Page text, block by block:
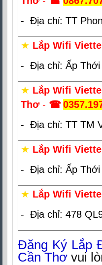
- Địa chỉ: TT
★ Lắp Wifi
- Địa chỉ: Ấp
★ Lắp Wifi
Thơ- ☎
- Địa chỉ: TT TM
★ Lắp Wifi
- Địa chỉ: Ấp Thới
★ Lắp Wifi
- Địa chỉ: 478
Đăng Ký Lắp
Cần Thơ vui